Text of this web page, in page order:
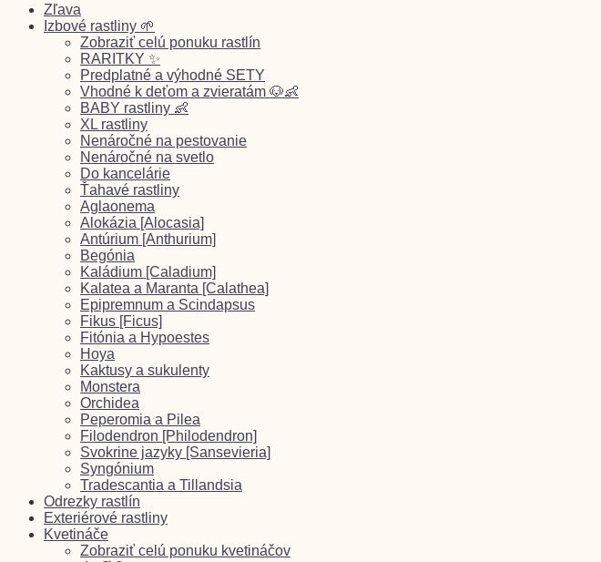
Zľava
Izbové rastliny 🌱
Zobraziť celú ponuku rastlín
RARITKY ✨
Predplatné a výhodné SETY
Vhodné k deťom a zvieratám 🐶👶
BABY rastliny 👶
XL rastliny
Nenáročné na pestovanie
Nenáročné na svetlo
Do kancelárie
Ťahavé rastliny
Aglaonema
Alokázia [Alocasia]
Antúrium [Anthurium]
Begónia
Kaládium [Caladium]
Kalatea a Maranta [Calathea]
Epipremnum a Scindapsus
Fikus [Ficus]
Fitónia a Hypoestes
Hoya
Kaktusy a sukulenty
Monstera
Orchidea
Peperomia a Pilea
Filodendron [Philodendron]
Svokrine jazyky [Sansevieria]
Syngónium
Tradescantia a Tillandsia
Odrezky rastlín
Exteriérové rastliny
Kvetináče
Zobraziť celú ponuku kvetináčov